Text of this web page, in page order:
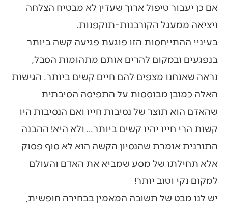
אם כן יעבור טיפול ארוך שעדין לא מבטיח הצלחה
ויציאה ממעגל הקורבנות-תוקפנות.
בעיניי ההתייחסות הזו פוגעת פגיעה קשה ביותר
בנפגעים ובמקום להרים אותם מתהומות הסבל,
נראה שאנחנו מצפים להם חיים קשים ביותר. הגישות
האלה כמובן מבוססות על התפיסה הסיבתית
שהאדם הוא תוצר של נסיבות חייו ואם הנסיבות היו
קשות הרי חייו יהיו קשים ביותר… ולא היא! ההבנה
התורנית אומרת שהנסיון הקשה הוא לא סוף פסוק
אלא תחילתו של מסע שמביא את האדם והעולם
למקום נקי וטוב יותר!
יש לנו מבט של תשובה המאמין בבחירה חופשית,